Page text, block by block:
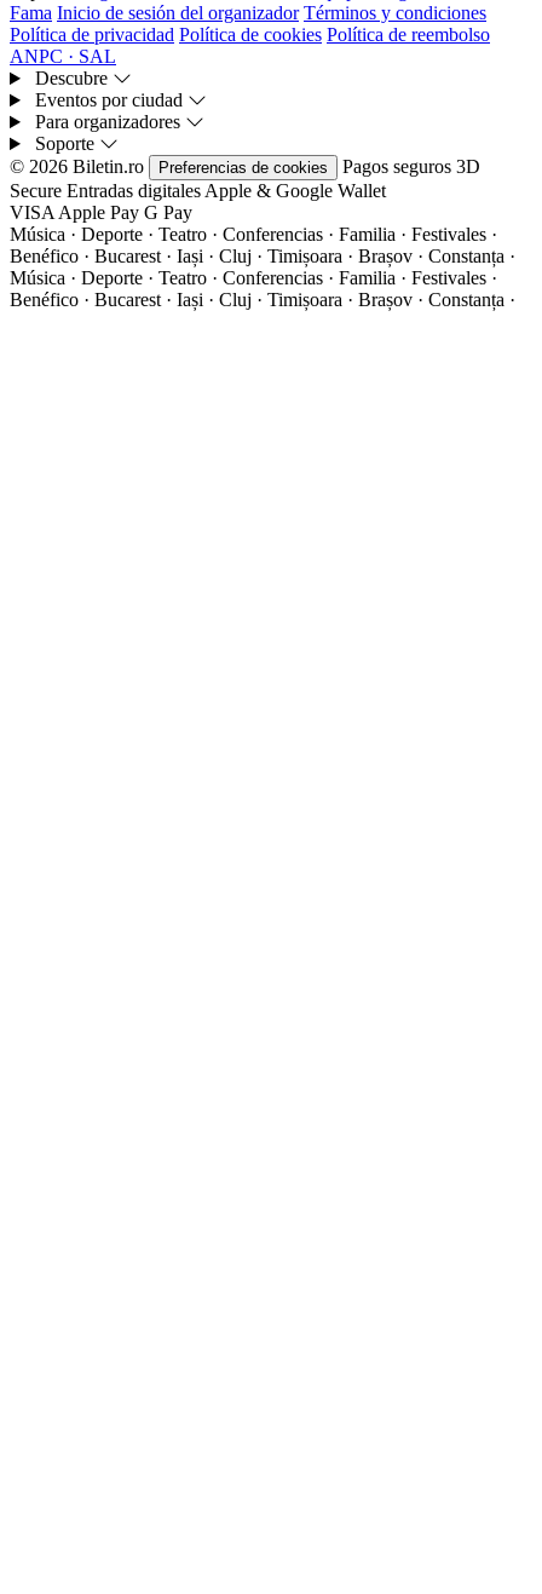
Fama Inicio de sesión del organizador Términos y condiciones
Política de privacidad Política de cookies Política de reembolso
ANPC · SAL
Descubre
Eventos por ciudad
Para organizadores
Soporte
© 2026 Biletin.ro
Preferencias de cookies Pagos seguros 3D
Secure Entradas digitales Apple & Google Wallet
VISA Apple Pay G Pay
Música · Deporte · Teatro · Conferencias · Familia · Festivales ·
Benéfico · Bucarest · Iași · Cluj · Timișoara · Brașov · Constanța ·
Música · Deporte · Teatro · Conferencias · Familia · Festivales ·
Benéfico · Bucarest · Iași · Cluj · Timișoara · Brașov · Constanța ·